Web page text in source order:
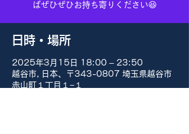
ばぜひぜひお持ち寄りください😆
日時・場所
2025年3月15日 18:00 – 23:50
越谷市, 日本、〒343-0807 埼玉県越谷市
赤山町１丁目１−１